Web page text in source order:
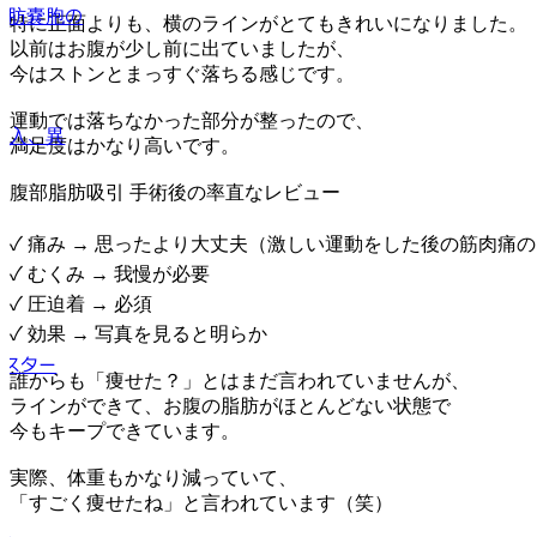
肪嚢胞の
入、異
ター
特に正面よりも、横のラインがとてもきれいになりました。
以前はお腹が少し前に出ていましたが、
今はストンとまっすぐ落ちる感じです。
運動では落ちなかった部分が整ったので、
満足度はかなり高いです。
腹部脂肪吸引 手術後の率直なレビュー
✓ 痛み → 思ったより大丈夫（激しい運動をした後の筋肉痛の
✓ むくみ → 我慢が必要
✓ 圧迫着 → 必須
✓ 効果 → 写真を見ると明らか
誰からも「痩せた？」とはまだ言われていませんが、
ラインができて、お腹の脂肪がほとんどない状態で
今もキープできています。
実際、体重もかなり減っていて、
「すごく痩せたね」と言われています（笑）